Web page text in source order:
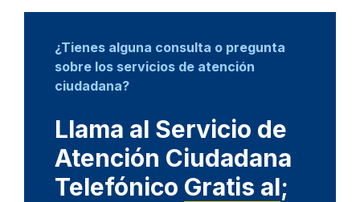
¿Tienes alguna consulta o pregunta
sobre los servicios de atención
ciudadana?
Llama al Servicio de
Atención Ciudadana
Telefónico Gratis al;